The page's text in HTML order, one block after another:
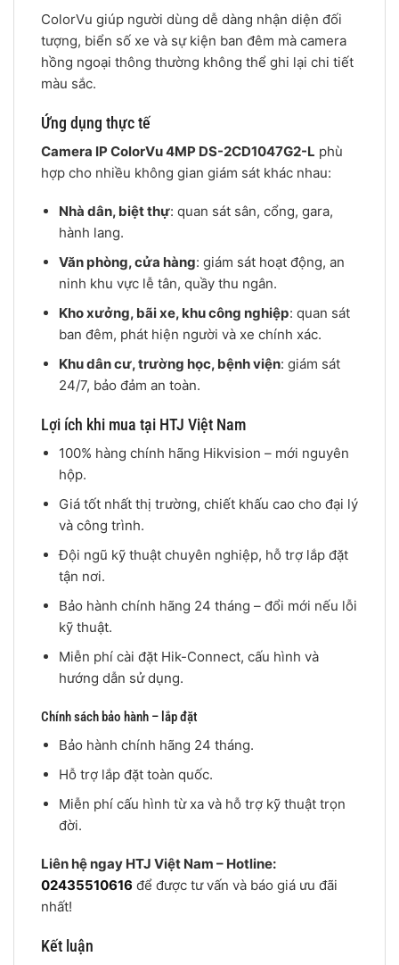
ColorVu giúp người dùng dễ dàng nhận diện đối
tượng, biển số xe và sự kiện ban đêm mà camera
hồng ngoại thông thường không thể ghi lại chi tiết
màu sắc.
Ứng dụng thực tế
Camera IP ColorVu 4MP DS-2CD1047G2-L phù
hợp cho nhiều không gian giám sát khác nhau:
Nhà dân, biệt thự: quan sát sân, cổng, gara,
hành lang.
Văn phòng, cửa hàng: giám sát hoạt động, an
ninh khu vực lễ tân, quầy thu ngân.
Kho xưởng, bãi xe, khu công nghiệp: quan sát
ban đêm, phát hiện người và xe chính xác.
Khu dân cư, trường học, bệnh viện: giám sát
24/7, bảo đảm an toàn.
Lợi ích khi mua tại HTJ Việt Nam
100% hàng chính hãng Hikvision – mới nguyên
hộp.
Giá tốt nhất thị trường, chiết khấu cao cho đại lý
và công trình.
Đội ngũ kỹ thuật chuyên nghiệp, hỗ trợ lắp đặt
tận nơi.
Bảo hành chính hãng 24 tháng – đổi mới nếu lỗi
kỹ thuật.
Miễn phí cài đặt Hik-Connect, cấu hình và
hướng dẫn sử dụng.
Chính sách bảo hành – lắp đặt
Bảo hành chính hãng 24 tháng.
Hỗ trợ lắp đặt toàn quốc.
Miễn phí cấu hình từ xa và hỗ trợ kỹ thuật trọn
đời.
Liên hệ ngay HTJ Việt Nam – Hotline:
02435510616 để được tư vấn và báo giá ưu đãi
nhất!
Kết luận